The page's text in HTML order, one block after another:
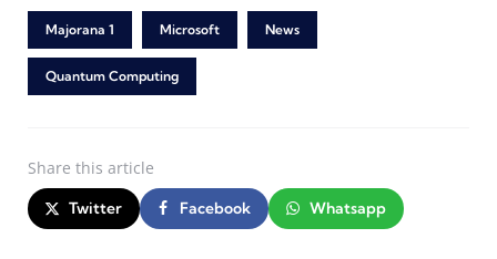
Majorana 1 Microsoft News
Quantum Computing
Share this article
Twitter Facebook Whatsapp